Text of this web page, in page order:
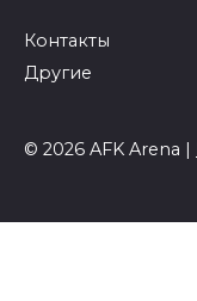
Контакты
Другие
© 2026 AFK Arena |